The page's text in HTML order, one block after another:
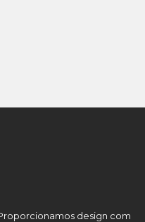
design com